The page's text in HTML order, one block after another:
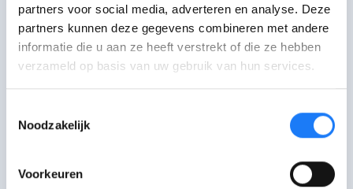
partners voor social media, adverteren en analyse. Deze
partners kunnen deze gegevens combineren met andere
informatie die u aan ze heeft verstrekt of die ze hebben
verzameld op basis van uw gebruik van hun services.
Noodzakelijk
Voorkeuren
news …? Vraag hulp aan een andere jongere via
het CyberSquad-forum of chat er (anoniem)
met een hulpverlener. Je kan er ook zelf andere
jongeren helpen.